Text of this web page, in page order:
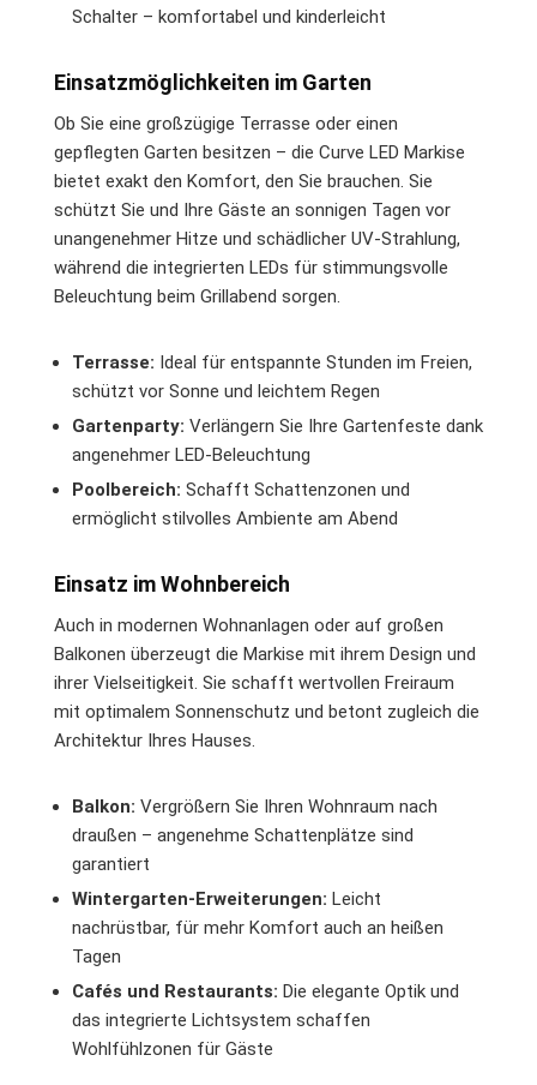
Schalter – komfortabel und kinderleicht
Einsatzmöglichkeiten im Garten
Ob Sie eine großzügige Terrasse oder einen
gepflegten Garten besitzen – die Curve LED Markise
bietet exakt den Komfort, den Sie brauchen. Sie
schützt Sie und Ihre Gäste an sonnigen Tagen vor
unangenehmer Hitze und schädlicher UV-Strahlung,
während die integrierten LEDs für stimmungsvolle
Beleuchtung beim Grillabend sorgen.
Terrasse: Ideal für entspannte Stunden im Freien,
schützt vor Sonne und leichtem Regen
Gartenparty: Verlängern Sie Ihre Gartenfeste dank
angenehmer LED-Beleuchtung
Poolbereich: Schafft Schattenzonen und
ermöglicht stilvolles Ambiente am Abend
Einsatz im Wohnbereich
Auch in modernen Wohnanlagen oder auf großen
Balkonen überzeugt die Markise mit ihrem Design und
ihrer Vielseitigkeit. Sie schafft wertvollen Freiraum
mit optimalem Sonnenschutz und betont zugleich die
Architektur Ihres Hauses.
Balkon: Vergrößern Sie Ihren Wohnraum nach
draußen – angenehme Schattenplätze sind
garantiert
Wintergarten-Erweiterungen: Leicht
nachrüstbar, für mehr Komfort auch an heißen
Tagen
Cafés und Restaurants: Die elegante Optik und
das integrierte Lichtsystem schaffen
Wohlfühlzonen für Gäste